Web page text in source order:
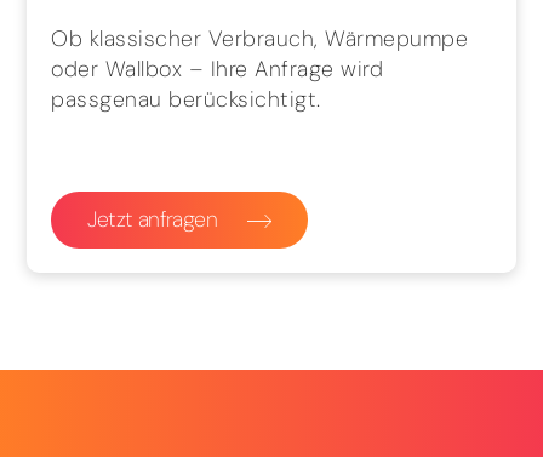
Ob klassischer Verbrauch, Wärmepumpe
oder Wallbox – Ihre Anfrage wird
passgenau berücksichtigt.
Jetzt anfragen